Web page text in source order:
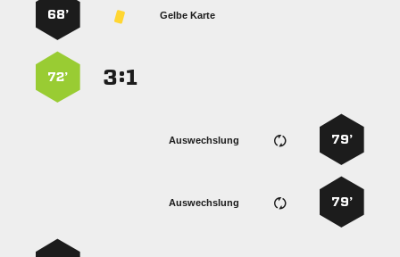
Gelbe Karte
68’
:
72’
79’
Auswechslung
79’
Auswechslung